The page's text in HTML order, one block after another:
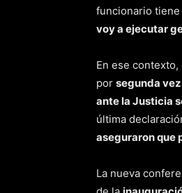
funcionario tiene
voy a ejecutar
En ese
por segunda
ante la Justicia
última
aseguraron que
La nueva